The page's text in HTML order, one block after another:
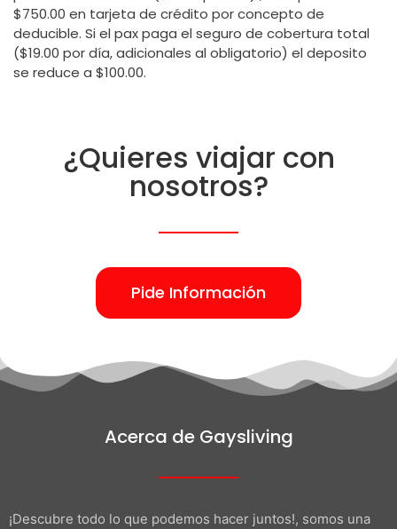
$750.00 en tarjeta de crédito por concepto de
deducible. Si el pax paga el seguro de cobertura total
($19.00 por día, adicionales al obligatorio) el deposito
se reduce a $100.00.
¿Quieres viajar con
nosotros?
Pide Información
Acerca de Gaysliving
¡Descubre todo lo que podemos hacer juntos!, somos una